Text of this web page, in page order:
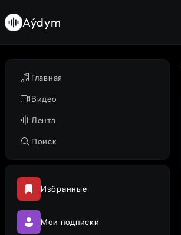
Главная
Видео
Лента
Поиск
Избранные
Мои подписки
Aýdym